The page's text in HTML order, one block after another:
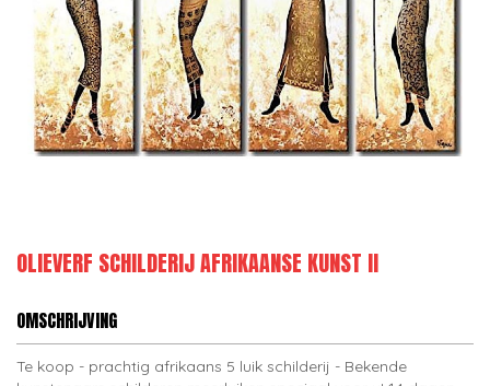
OLIEVERF SCHILDERIJ AFRIKAANSE KUNST II
OMSCHRIJVING
Te koop - prachtig afrikaans 5 luik schilderij - Bekende